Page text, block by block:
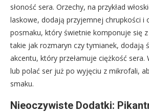
słoność sera. Orzechy, na przykład
laskowe, dodają przyjemnej chrupkości i
posmaku, który świetnie komponuje się z
takie jak rozmaryn czy tymianek, dodają
akcentu, który przełamuje ciężkość sera.
lub polać ser już po wyjęciu z mikrofali,
smaku.
Nieoczywiste Dodatki: